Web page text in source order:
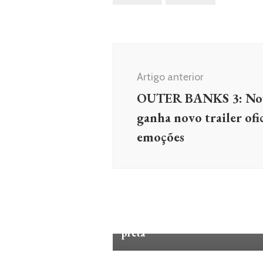
postArtigo anterior
OUTER BANKS 3:
ganha novo trailer
emoções
preta